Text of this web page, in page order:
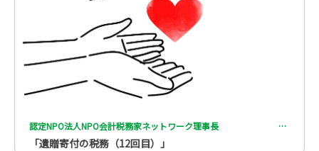
認定NPO法人NPO会計税務家ネットワーク理事長 一般社団法人 全国レガシーギフト協会理事 税理士 脇坂 誠也
「遺贈寄付の税務（12回目）」